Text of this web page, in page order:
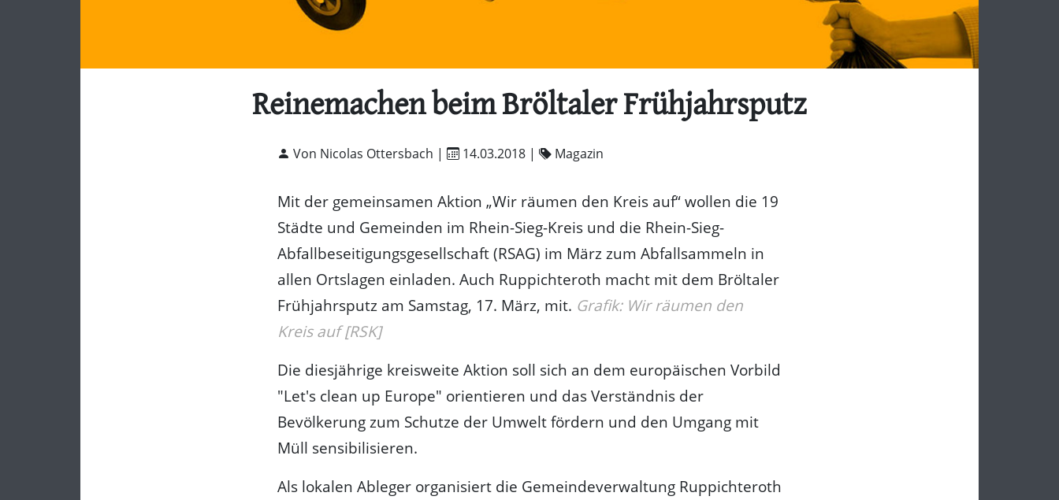
Reinemachen beim Bröltaler Frühjahrsputz
Von Nicolas Ottersbach | 14.03.2018 | Magazin
Mit der gemeinsamen Aktion „Wir räumen den Kreis auf“ wollen die 19
Städte und Gemeinden im Rhein-Sieg-Kreis und die Rhein-Sieg-
Abfallbeseitigungsgesellschaft (RSAG) im März zum Abfallsammeln in
allen Ortslagen einladen. Auch Ruppichteroth macht mit dem Bröltaler
Frühjahrsputz am Samstag, 17. März, mit. Grafik: Wir räumen den
Kreis auf [RSK]
Die diesjährige kreisweite Aktion soll sich an dem europäischen Vorbild
"Let's clean up Europe" orientieren und das Verständnis der
Bevölkerung zum Schutze der Umwelt fördern und den Umgang mit
Müll sensibilisieren.
Als lokalen Ableger organisiert die Gemeindeverwaltung Ruppichteroth